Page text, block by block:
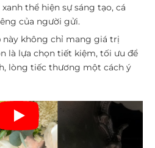
thể hiện sự sáng tạo, cá
của người gửi.
này không chỉ mang giá trị
là lựa chọn tiết kiệm, tối ưu để
lòng tiếc thương một cách ý